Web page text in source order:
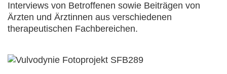
Interviews von Betroffenen sowie Beiträgen von
Ärzten und Ärztinnen aus verschiedenen
therapeutischen Fachbereichen.